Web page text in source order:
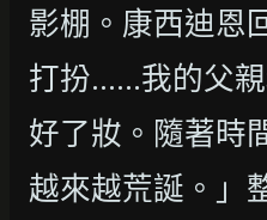
影棚。康西迪恩
打扮……我的父
好了妝。隨著時
越來越荒誕。」